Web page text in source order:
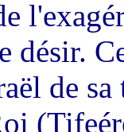
désir.
de